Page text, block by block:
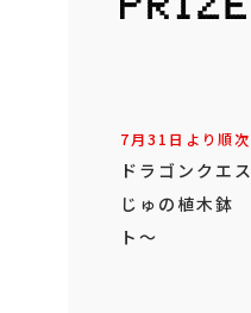
7月31日より順
ドラゴンク
じゅの植木鉢
ト～